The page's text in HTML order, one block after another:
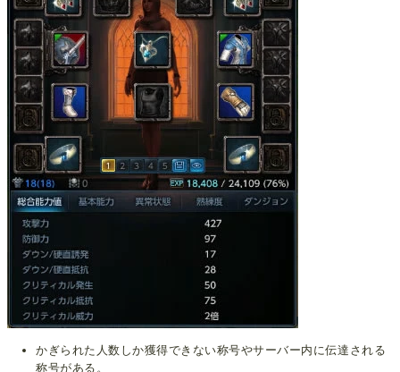
かぎられた人数しか獲得できない称号やサーバー内に伝達される
称号がある。